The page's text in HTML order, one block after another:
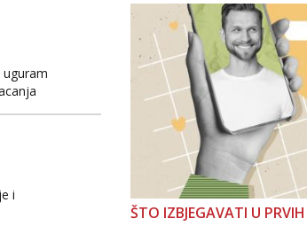
i
ŠTO IZBJEGAVATI U